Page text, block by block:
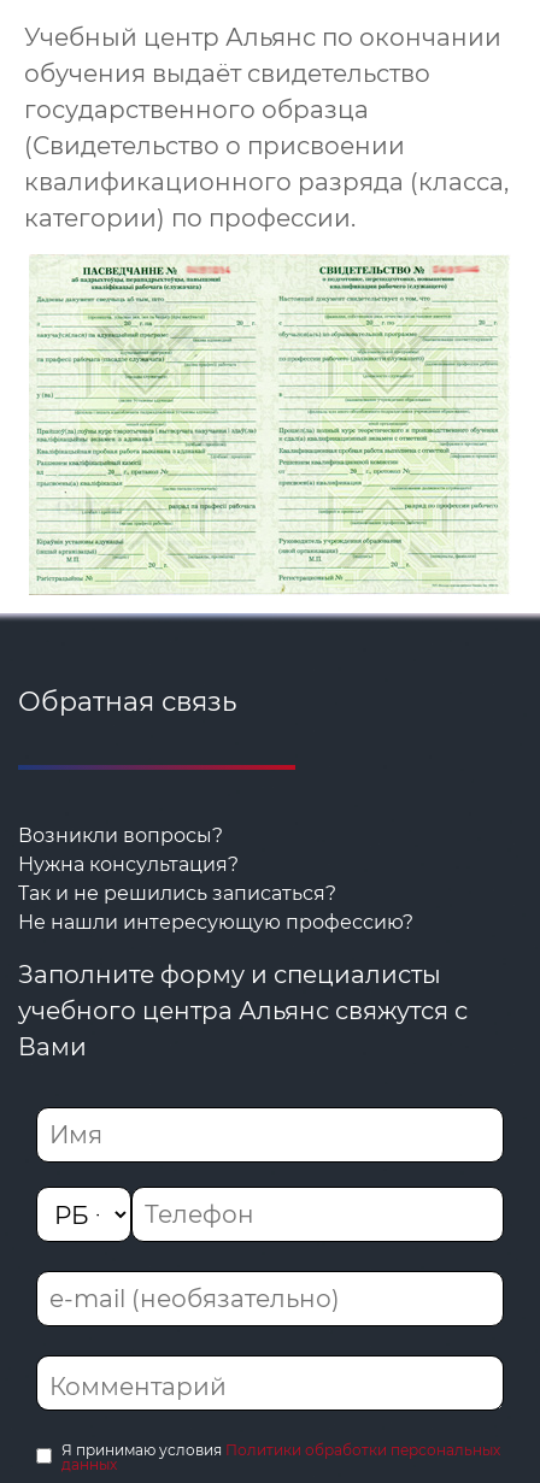
Учебный центр Альянс по окончании
обучения выдаёт свидетельство
государственного образца
(Свидетельство о присвоении
квалификационного разряда (класса,
категории) по профессии.
Обратная связь
Возникли вопросы?
Нужна консультация?
Так и не решились записаться?
Не нашли интересующую профессию?
Заполните форму и специалисты
учебного центра Альянс свяжутся с
Вами
Я принимаю условия Политики обработки персональных
данных